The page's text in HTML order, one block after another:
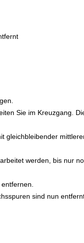
Sie im Kreuzgang.
gleichbleibender
werden, bis nur
sind nun